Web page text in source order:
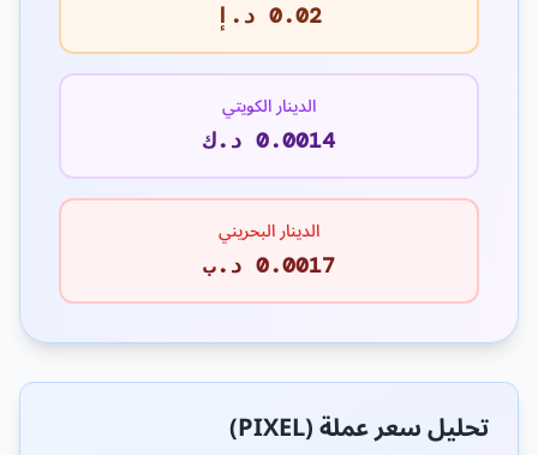
0.02 د.إ
الدينار الكويتي
0.0014 د.ك
الدينار البحريني
0.0017 د.ب
تحليل سعر عملة (PIXEL)